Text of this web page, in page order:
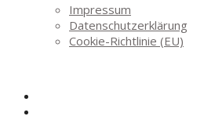
Impressum
Datenschutzerklärung
Cookie-Richtlinie (EU)